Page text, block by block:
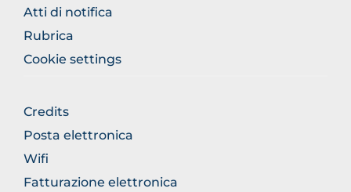
Atti di notifica
Rubrica
Cookie settings
FOOTER
GENERICO
Credits
Posta elettronica
Wifi
Fatturazione elettronica